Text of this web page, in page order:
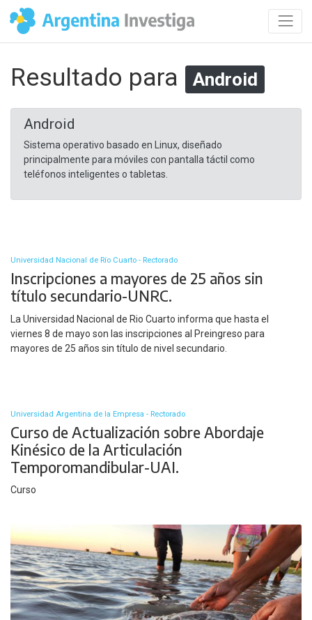
Resultado para Android
Android
Sistema operativo basado en Linux, diseñado
principalmente para móviles con pantalla táctil como
teléfonos inteligentes o tabletas.
Universidad Nacional de Río Cuarto - Rectorado
Inscripciones a mayores de 25 años sin
título secundario-UNRC.
La Universidad Nacional de Rio Cuarto informa que hasta el
viernes 8 de mayo son las inscripciones al Preingreso para
mayores de 25 años sin título de nivel secundario.
Universidad Argentina de la Empresa - Rectorado
Curso de Actualización sobre Abordaje
Kinésico de la Articulación
Temporomandibular-UAI.
Curso